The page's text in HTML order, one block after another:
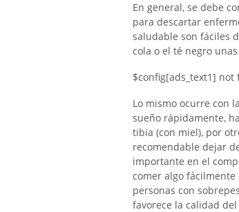
En general, se debe
para descartar
saludable son fáciles
cola o el té negro
$config[ads_text1] not
Lo mismo ocurre con
sueño rápidamente,
tibia (con miel), por
recomendable dejar
importante en el
comer algo fácilmente
personas con
favorece la calidad del